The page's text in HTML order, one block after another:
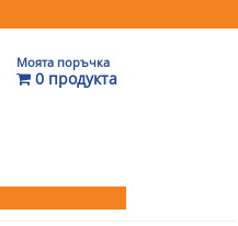
Моята поръчка
0 продукта